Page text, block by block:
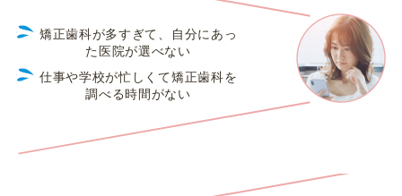
矯正歯科が多すぎて、自分にあっ
た医院が選べない
仕事や学校が忙しくて矯正歯科を
調べる時間がない